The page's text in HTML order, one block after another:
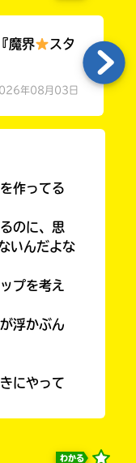
魔界
スタ
年08月03日
作ってる
のに、思
いんだよな
プを考え
浮かぶん
にやって
わかる